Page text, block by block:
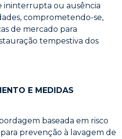
ininterrupta ou ausência
comprometendo-se,
de mercado para
tempestiva dos
E MEDIDAS
baseada em risco
prevenção à lavagem de